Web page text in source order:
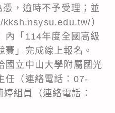
，逾時不予受理；並
kksh.nsysu.edu.tw/）
內「114年度全國高級
賽」完成線上報名。
國立中山大學附屬國光
任（連絡電話：07-
組員（連絡電話：